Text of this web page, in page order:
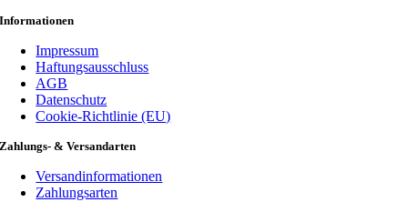
Informationen
Impressum
Haftungsausschluss
AGB
Datenschutz
Cookie-Richtlinie (EU)
Zahlungs- & Versandarten
Versandinformationen
Zahlungsarten